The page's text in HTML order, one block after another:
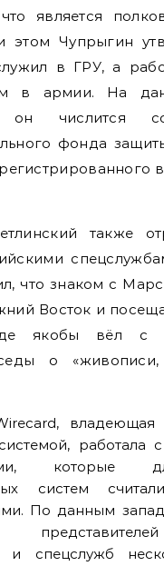
является
этом Чупрыгин
в ГРУ, а
в армии. На
он числится
фонда
также
что знаком с
Восток и
якобы вёл с
о
владеющая
работала
которые
систем
По данным
и спецслужб